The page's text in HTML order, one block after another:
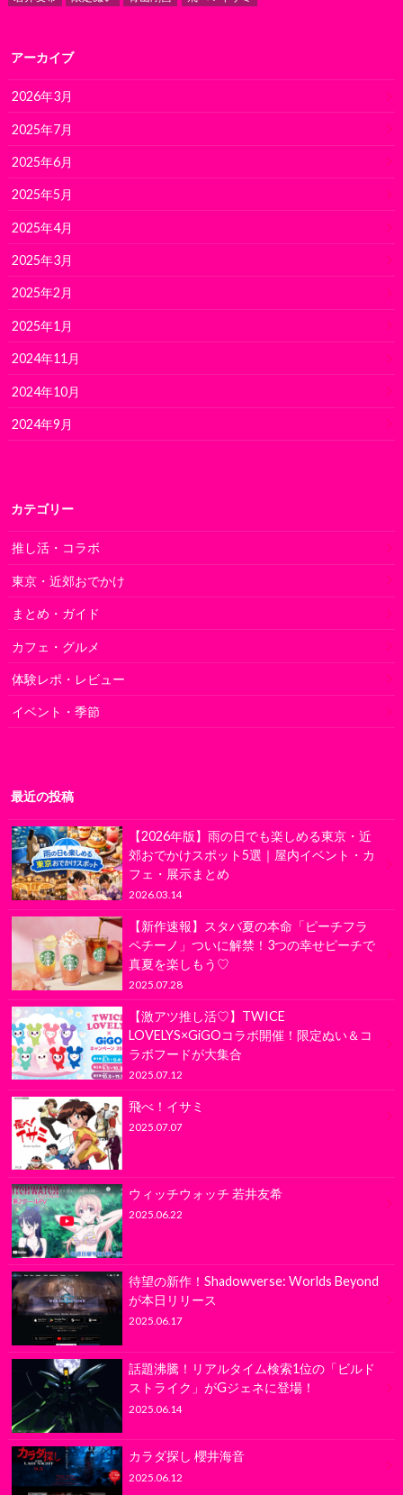
アーカイブ
2026年3月
2025年7月
2025年6月
2025年5月
2025年4月
2025年3月
2025年2月
2025年1月
2024年11月
2024年10月
2024年9月
カテゴリー
推し活・コラボ
東京・近郊おでかけ
まとめ・ガイド
カフェ・グルメ
体験レポ・レビュー
イベント・季節
最近の投稿
【2026年版】雨の日でも楽しめる東京・近
郊おでかけスポット5選｜屋内イベント・カ
フェ・展示まとめ
2026.03.14
【新作速報】スタバ夏の本命「ピーチフラ
ペチーノ」ついに解禁！3つの幸せピーチで
真夏を楽しもう♡
2025.07.28
【激アツ推し活♡】TWICE
LOVELYS×GiGOコラボ開催！限定ぬい＆コ
ラボフードが大集合
2025.07.12
飛べ！イサミ
2025.07.07
ウィッチウォッチ 若井友希
2025.06.22
待望の新作！Shadowverse: Worlds Beyond
が本日リリース
2025.06.17
話題沸騰！リアルタイム検索1位の「ビルド
ストライク」がGジェネに登場！
2025.06.14
カラダ探し 櫻井海音
2025.06.12